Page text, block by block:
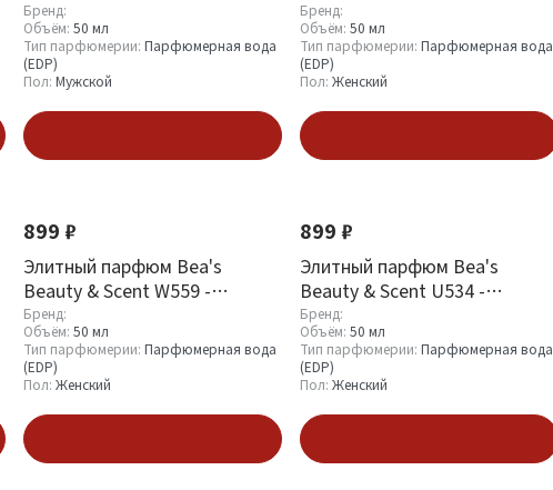
Dolce&Gabbana Light Blue
Homme
Бренд:
Объём: 50 мл
Тип парфюмерии: Парфюмерная вода
(EDP)
Пол: Мужской
Karan DKNY Be Delicious
Бренд:
Объём: 50 мл
Тип парфюмерии: Парфюмерная вода
(EDP)
Пол: Женский
899 ₽
Элитный парфюм Bea's
Beauty & Scent W559 -
Christian Dior Miss Dior Cherie
Бренд:
Объём: 50 мл
Тип парфюмерии: Парфюмерная вода
(EDP)
Пол: Женский
899 ₽
Элитный парфюм Bea's
Beauty & Scent U534 -
Christian Dior Addict
Бренд:
Объём: 50 мл
Тип парфюмерии: Парфюмерная вода
(EDP)
Пол: Женский